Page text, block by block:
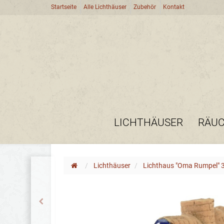
Startseite Alle Lichthäuser Zubehör Kontakt
LICHTHÄUSER
Lichthäuser Lichthaus "Oma Rumpel"